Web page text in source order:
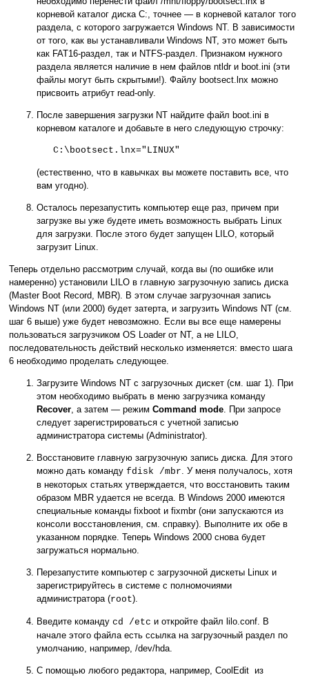
корневой каталог диска C:, точнее — в корневой каталог того
раздела, с которого загружается Windows NT. В зависимости
от того, как вы устанавливали Windows NT, это может быть
как FAT16-раздел, так и NTFS-раздел. Признаком нужного
раздела является наличие в нем файлов ntldr и boot.ini (эти
файлы могут быть скрытыми!). Файлу bootsect.lnx можно
присвоить атрибут read-only.
После завершения загрузки NT найдите файл boot.ini в
корневом каталоге и добавьте в него следующую строчку:
C:\bootsect.lnx="LINUX"
(естественно, что в кавычках вы можете поставить все, что
вам угодно).
Осталось перезапустить компьютер еще раз, причем при
загрузке вы уже будете иметь возможность выбрать Linux
для загрузки. После этого будет запущен LILO, который
загрузит Linux.
Теперь отдельно рассмотрим случай, когда вы (по ошибке или
намеренно) установили LILO в главную загрузочную запись диска
(Master Boot Record, MBR). В этом случае загрузочная запись
Windows NT (или 2000) будет затерта, и загрузить Windows NT (см.
шаг 6 выше) уже будет невозможно. Если вы все еще намерены
пользоваться загрузчиком OS Loader от NT, а не LILO,
последовательность действий несколько изменяется: вместо шага
6 необходимо проделать следующее.
Загрузите Windows NT с загрузочных дискет (см. шаг 1). При
этом необходимо выбрать в меню загрузчика команду
Recover, а затем — режим Command mode. При запросе
следует зарегистрироваться с учетной записью
администратора системы (Administrator).
Восстановите главную загрузочную запись диска. Для этого
можно дать команду fdisk /mbr. У меня получалось, хотя
в некоторых статьях утверждается, что восстановить таким
образом MBR удается не всегда. В Windows 2000 имеются
специальные команды fixboot и fixmbr (они запускаются из
консоли восстановления, см. справку). Выполните их обе в
указанном порядке. Теперь Windows 2000 снова будет
загружаться нормально.
Перезапустите компьютер с загрузочной дискеты Linux и
зарегистрируйтесь в системе с полномочиями
администратора (root).
Введите команду cd /etc и откройте файл lilo.conf. В
начале этого файла есть ссылка на загрузочный раздел по
умолчанию, например, /dev/hda.
С помощью любого редактора, например, CoolEdit из